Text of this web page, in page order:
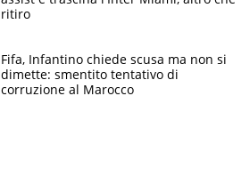
ritiro
Fifa, Infantino chiede scusa ma non si
dimette: smentito tentativo di
corruzione al Marocco